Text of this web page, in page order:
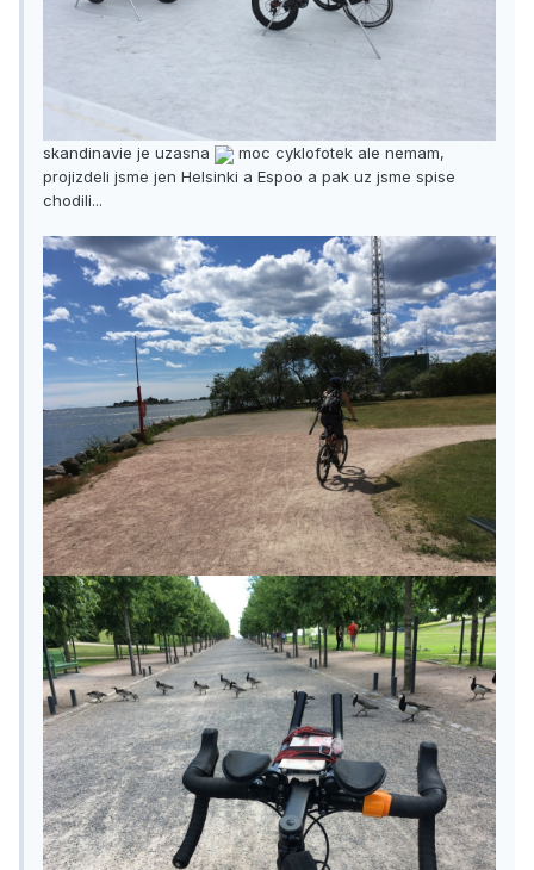
skandinavie je uzasna
moc cyklofotek ale nemam,
projizdeli jsme jen Helsinki a Espoo a pak uz jsme spise
chodili...